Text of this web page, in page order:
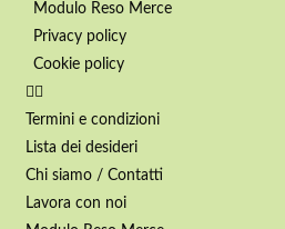
Modulo Reso Merce
Privacy policy
Cookie policy
Termini e condizioni
Lista dei desideri
Chi siamo / Contatti
Lavora con noi